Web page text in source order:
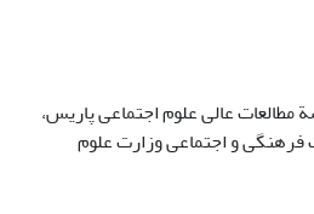
عالی علوم اجتماعی پاریس،
و اجتماعی وزارت علوم